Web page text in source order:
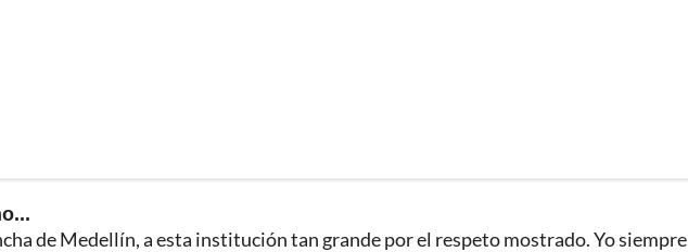
de Medellín, a esta institución tan grande por el respeto mostrado. Yo siempre